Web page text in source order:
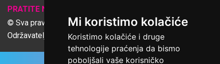
Mi koristimo kolačiće
Koristimo kolačiće i druge
tehnologije praćenja da bismo
poboljšali vaše korisničko
PRATITE NAS
© Sva prava pridržana Udruga Ime dobrote
Održavatelj Netcom d.o.o., Riva 6, Rijeka